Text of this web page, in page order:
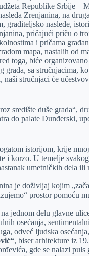
Republike Srbije –
Zrenjanina, na
graditeljsko nasleđe,
pričajući priču o
i pričama
mapa, nastalih od
toga, biće
grada, sa stručnjacima,
stručnjaci će
središte duše grada“,
do palate Dunđerski,
istorijom, krije
i korzo. U temelje
umetničkih dela
je doživljaj kojim
prostor pomoću
jednom delu glavne
osećanja,
odveć ljudska
, biser arhitekture iz
gde se nalazi puls